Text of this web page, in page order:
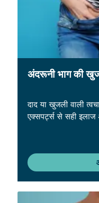
अंदरूनी भाग की
दाद या खुजली वाली
एक्सपर्ट्स से सही इलाज